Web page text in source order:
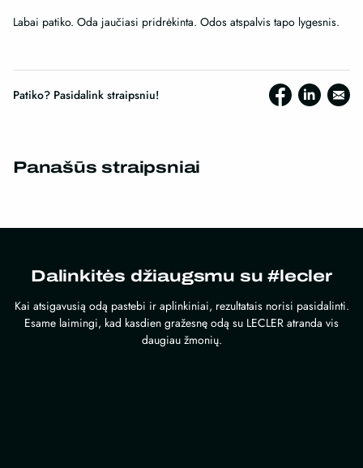
Labai patiko. Oda jaučiasi pridrėkinta. Odos atspalvis tapo lygesnis.
Patiko? Pasidalink straipsniu!
Panašūs straipsniai
Dalinkitės džiaugsmu su #lecler
Kai atsigavusią odą pastebi ir aplinkiniai, rezultatais norisi pasidalinti.
Esame laimingi, kad kasdien gražesnę odą su LECLER atranda vis
daugiau žmonių.